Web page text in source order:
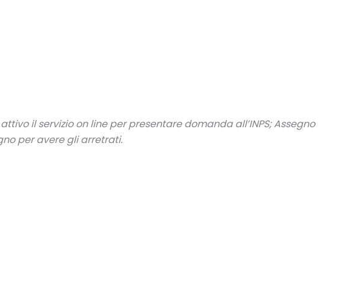
il servizio on lineper presentare domanda all’INPS;Assegno
per avere gli arretrati.